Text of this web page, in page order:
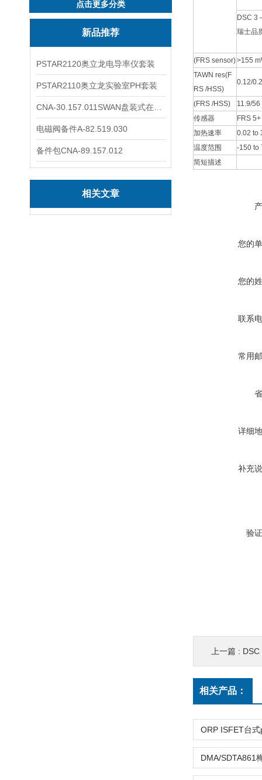
点击更多分类
新品推荐
PSTAR2120奥立龙电导率仪套装
PSTAR2110奥立龙实验室PH套装
电磁阀备件A-82.519.030
备件包CNA-89.157.012
相关文章
DSC 3
瑞士品
(FRS sensor)>155
TAWN res(F
RS /HSS)
0.12/0.2
(FRS /HSS)
11.9/56
传感器
FRS
加热速率
0.02 to
温度范围
-150 to
简短描述
您的
您的
联系
常用
详细
补充
验
上一篇 :
相关产品：